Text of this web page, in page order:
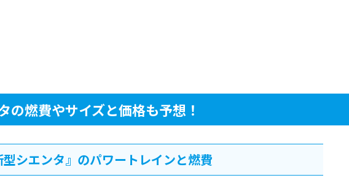
の燃費やサイズと価格も予想！
型シエンタ』のパワートレインと燃費